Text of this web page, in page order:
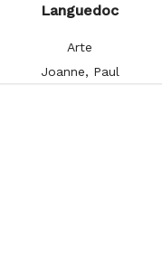
Languedoc
Arte
Joanne, Paul